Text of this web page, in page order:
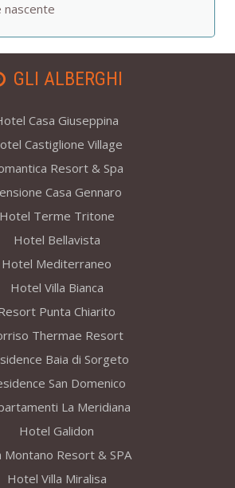
nascente
GLI ALBERGHI
Casa Giuseppina
Castiglione Village
Resort & Spa
Casa Gennaro
Hotel Terme Tritone
Hotel Bellavista
Hotel Mediterraneo
Hotel Villa Bianca
Punta Chiarito
Thermae Resort
Baia di Sorgeto
San Domenico
La Meridiana
Hotel Galidon
Montano Resort & SPA
Hotel Villa Miralisa